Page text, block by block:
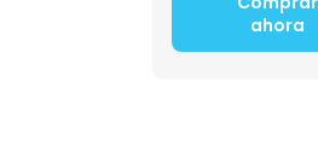
ahora